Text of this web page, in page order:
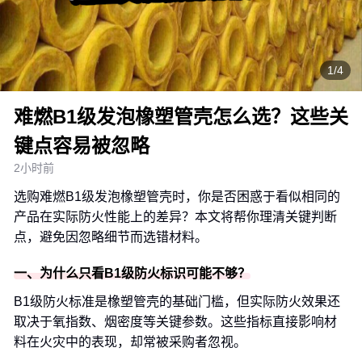
1/4
难燃B1级发泡橡塑管壳怎么选？这些关
键点容易被忽略
2小时前
选购难燃B1级发泡橡塑管壳时，你是否困惑于看似相同的
产品在实际防火性能上的差异？本文将帮你理清关键判断
点，避免因忽略细节而选错材料。
一、为什么只看B1级防火标识可能不够？
B1级防火标准是橡塑管壳的基础门槛，但实际防火效果还
取决于氧指数、烟密度等关键参数。这些指标直接影响材
料在火灾中的表现，却常被采购者忽视。